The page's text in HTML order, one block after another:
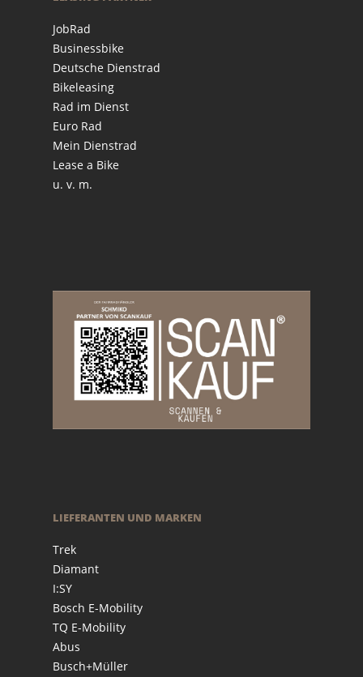
JobRad
Businessbike
Deutsche Dienstrad
Bikeleasing
Rad im Dienst
Euro Rad
Mein Dienstrad
Lease a Bike
u. v. m.
LIEFERANTEN UND MARKEN
Trek
Diamant
I:SY
Bosch E-Mobility
TQ E-Mobility
Abus
Busch+Müller